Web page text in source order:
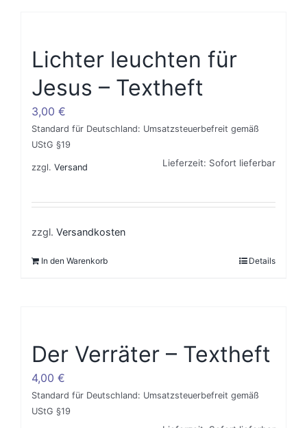
Lichter leuchten für
Jesus – Textheft
3,00 €
Standard für Deutschland: Umsatzsteuerbefreit gemäß
UStG §19
zzgl. Versand Lieferzeit: Sofort lieferbar
zzgl. Versandkosten
In den Warenkorb Details
Der Verräter – Textheft
4,00 €
Standard für Deutschland: Umsatzsteuerbefreit gemäß
UStG §19